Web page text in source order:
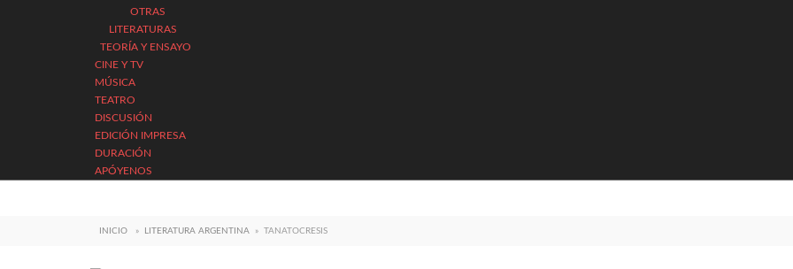
OTRAS
LITERATURAS
TEORÍA Y ENSAYO
CINE Y TV
MÚSICA
TEATRO
DISCUSIÓN
EDICIÓN IMPRESA
DURACIÓN
APÓYENOS
INICIO » LITERATURA ARGENTINA » TANATOCRESIS